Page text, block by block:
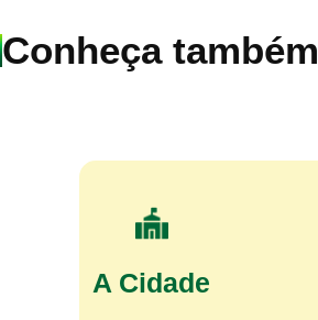
Conheça também
A Cidade